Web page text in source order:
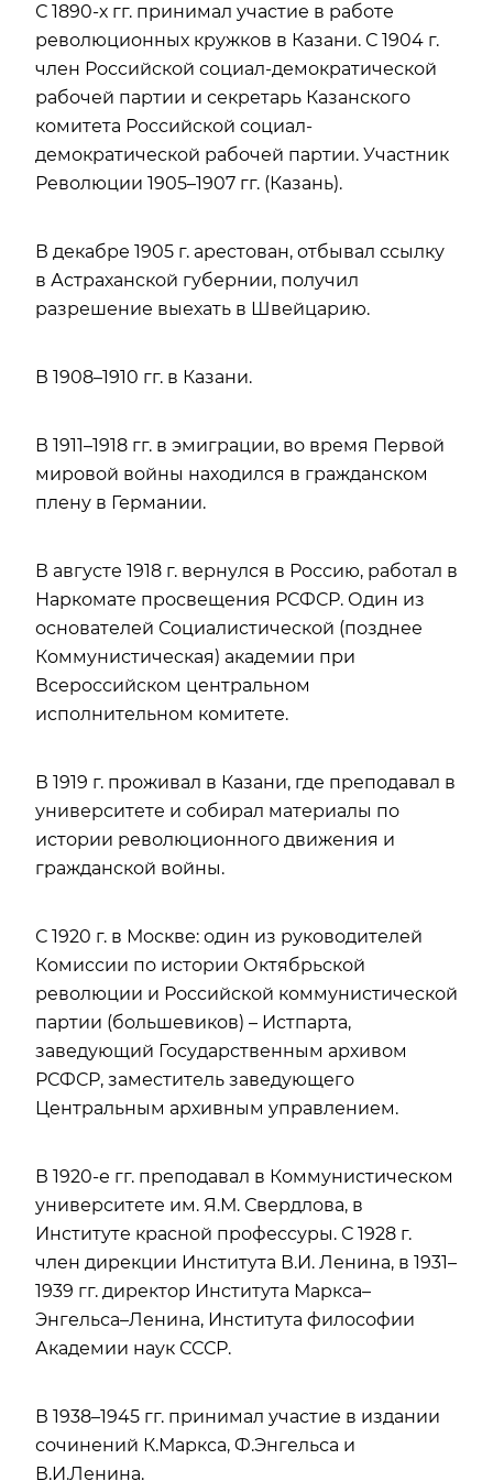
С 1890-х гг. принимал участие в работе
революционных кружков в Казани. С 1904 г.
член Российской социал-демократической
рабочей партии и секретарь Казанского
комитета Российской социал-
демократической рабочей партии. Участник
Революции 1905–1907 гг. (Казань).
В декабре 1905 г. арестован, отбывал ссылку
в Астраханской губернии, получил
разрешение выехать в Швейцарию.
В 1908–1910 гг. в Казани.
В 1911–1918 гг. в эмиграции, во время Первой
мировой войны находился в гражданском
плену в Германии.
В августе 1918 г. вернулся в Россию, работал в
Наркомате просвещения РСФСР. Один из
основателей Социалистической (позднее
Коммунистическая) академии при
Всероссийском центральном
исполнительном комитете.
В 1919 г. проживал в Казани, где преподавал в
университете и собирал материалы по
истории революционного движения и
гражданской войны.
С 1920 г. в Москве: один из руководителей
Комиссии по истории Октябрьской
революции и Российской коммунистической
партии (большевиков) – Истпарта,
заведующий Государственным архивом
РСФСР, заместитель заведующего
Центральным архивным управлением.
В 1920-е гг. преподавал в Коммунистическом
университете им. Я.М. Свердлова, в
Институте красной профессуры. С 1928 г.
член дирекции Института В.И. Ленина, в 1931–
1939 гг. директор Института Маркса–
Энгельса–Ленина, Института философии
Академии наук СССР.
В 1938–1945 гг. принимал участие в издании
сочинений К.Маркса, Ф.Энгельса и
В.И.Ленина.